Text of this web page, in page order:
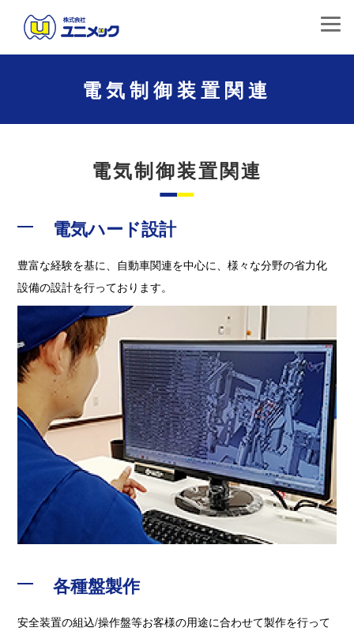
電気制御装置関連
電気制御装置関連
電気ハード設計
豊富な経験を基に、自動車関連を中心に、様々な分野の省力化
設備の設計を行っております。
各種盤製作
安全装置の組込/操作盤等お客様の用途に合わせて製作を行って